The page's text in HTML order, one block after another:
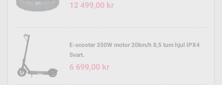
12 499,00 kr
E-scooter 350W motor 20km/h 8,5 tum hjul IPX4
Svart.
6 699,00 kr